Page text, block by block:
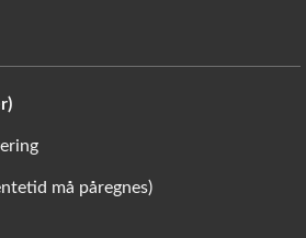
må påregnes)